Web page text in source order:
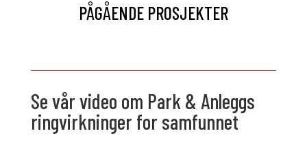
PÅGÅENDE PROSJEKTER
Se vår video om Park & Anleggs
ringvirkninger for samfunnet